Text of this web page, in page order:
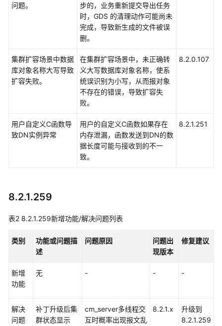
本
说
明
本
新
8.2.1.x
丁
增
题
问题。
步的，业务重新提交导出任务
时，GDS 的清理动作可能尚未
完成，导致新生成的文件被误
删。
集群扩容场景中数据
库对象名称大写导致
扩容失败。
在集群扩容场景中，未正确转
义大写数据库对象名称，使系
统误识别为小写，从而报对象
不存在的错误，导致扩容失
败。
8.2.0.107
用户自定义C函数导
致DN实例异常
用户的自定义C函数如果存在
内存泄漏，函数发送到DN的数
据长度可能与接收到的不一
致。
8.2.1.251
8.2.1.259
表2 8.2.1.259新增功能/解决问题列表
类别
功能或问题描
述
问题原因
问题出
现版本
修复建议
新增
功能
无 - - -
解决
问题
补丁升级后集
群状态显示
cm_server多线程交
互时概率出现报文乱
8.2.1.x
升级到
8.2.1.259